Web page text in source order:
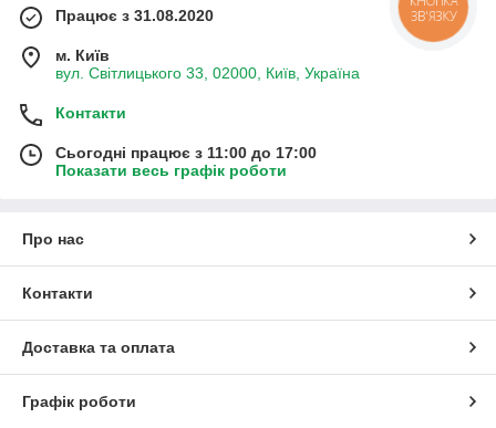
Працює з 31.08.2020
м. Київ
вул. Світлицького 33, 02000, Київ, Україна
Контакти
Сьогодні працює з 11:00 до 17:00
Показати весь графік роботи
Про нас
Контакти
Доставка та оплата
Графік роботи
КНОПКА
ЗВ'ЯЗКУ